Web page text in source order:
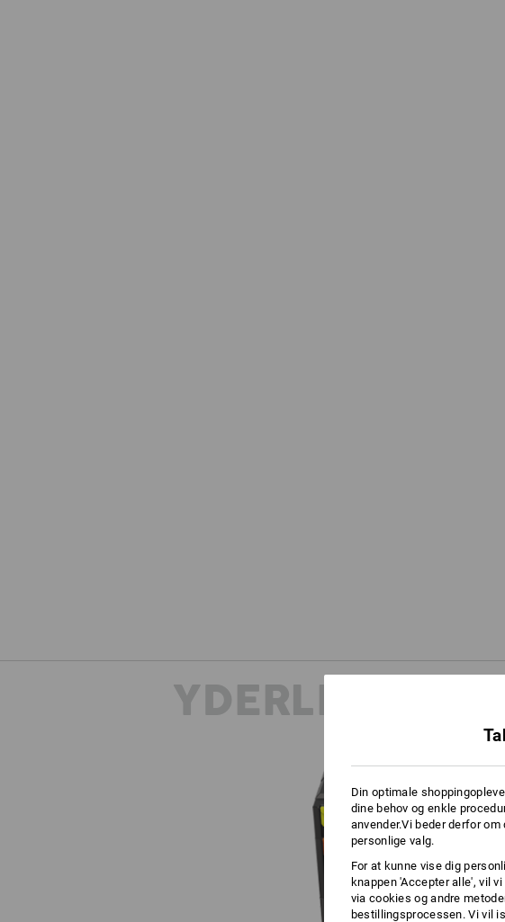
YDERLIGERE
Din optimale
dine behov og enkle
anvender.Vi beder derfor
personlige valg.
For at kunne vise dig
knappen 'Accepter alle', vil
via cookies og andre
bestillingsprocessen. Vi vil